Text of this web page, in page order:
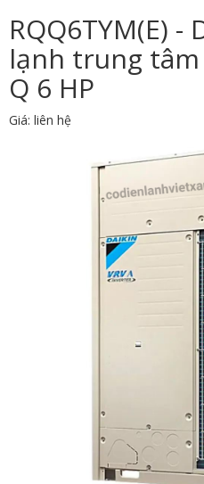
RQQ6TYM(E)
lạnh trung tâm
Q 6 HP
Giá: liên hệ